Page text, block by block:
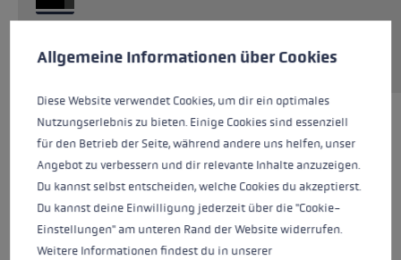
This website uses cookies to give you the best possible experience.
Allgemeine Informationen über Cookies
Diese Website verwendet Cookies, um dir ein optimales
Nutzungserlebnis zu bieten. Einige Cookies sind essenziell
für den Betrieb der Seite, während andere uns helfen, unser
Angebot zu verbessern und dir relevante Inhalte anzuzeigen.
Du kannst selbst entscheiden, welche Cookies du akzeptierst.
Du kannst deine Einwilligung jederzeit über die "Cookie-
Einstellungen" am unteren Rand der Website widerrufen.
Weitere Informationen findest du in unserer